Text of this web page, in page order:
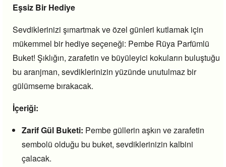
Eşsiz Bir Hediye
Sevdiklerinizi şımartmak ve özel günleri kutlamak için
mükemmel bir hediye seçeneği: Pembe Rüya Parfümlü
Buket! Şıklığın, zarafetin ve büyüleyici kokuların buluştuğu
bu aranjman, sevdiklerinizin yüzünde unutulmaz bir
gülümseme bırakacak.
İçeriği:
Zarif Gül Buketi: Pembe güllerin aşkın ve zarafetin
sembolü olduğu bu buket, sevdiklerinizin kalbini
çalacak.